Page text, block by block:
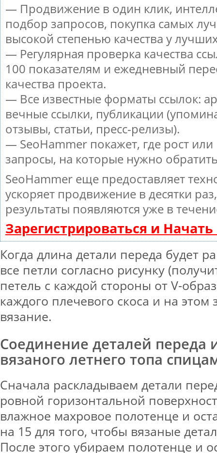
— Продвижение в один клик,
подбор запросов, покупка самых
высокой степенью качества у
— Регулярная проверка качества
100 показателям и ежедневный
качества проекта.
— Все известные форматы ссылок:
вечные ссылки, публикации
отзывы, статьи, пресс-релизы).
— SeoHammer покажет, где рост или
запросы, на которые нужно
SeoHammer еще предоставляет
ускоряет продвижение в десятки
результаты появляются уже в
Зарегистрироваться и
Когда длина детали переда будет
все петли согласно рисунку
петель с каждой стороны от V-
каждого плечевого скоса и на
вязание.
Соединение деталей переда
вязаного летнего топа
Сначала раскладываем детали
ровной горизонтальной
влажное махровое полотенце и
на 15 для того, чтобы вязаные
После этого убираем полотенце и